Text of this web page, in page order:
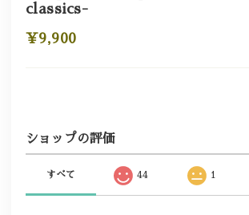
classics-
¥9,900
ショップの評価
すべて 44 1